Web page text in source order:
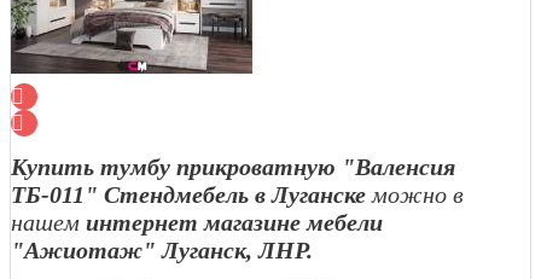
Купить тумбу прикроватную "Валенсия
ТБ-011" Стендмебель в Луганскеможно в
нашем интернет магазине мебели
"Ажиотаж" Луганск, ЛНР.